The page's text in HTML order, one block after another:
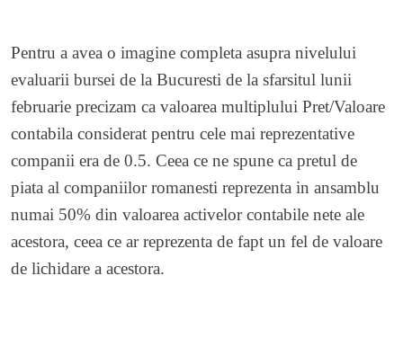
Pentru a avea o imagine completa asupra nivelului
evaluarii bursei de la Bucuresti de la sfarsitul lunii
februarie precizam ca valoarea multiplului Pret/Valoare
contabila considerat pentru cele mai reprezentative
companii era de 0.5. Ceea ce ne spune ca pretul de
piata al companiilor romanesti reprezenta in ansamblu
numai 50% din valoarea activelor contabile nete ale
acestora, ceea ce ar reprezenta de fapt un fel de valoare
de lichidare a acestora.